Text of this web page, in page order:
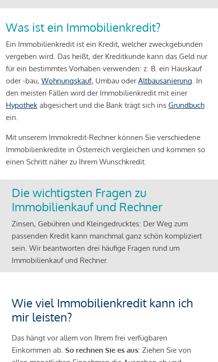
Was ist ein Immobilienkredit?
Ein Immobilienkredit ist ein Kredit, welcher zweckgebunden
vergeben wird. Das heißt, der Kreditkunde kann das Geld nur
für ein bestimmtes Vorhaben verwenden: z. B. ein Hauskauf
oder -bau, Wohnungskauf, Umbau oderAltbausanierung. In
den meisten Fällen wird der Immobilienkredit mit einer
Hypothek abgesichert und die Bank trägt sich ins Grundbuch
ein.
Mit unserem Immokredit-Rechner können Sie verschiedene
Immobilienkredite in Österreich vergleichen und kommen so
einen Schritt näher zu Ihrem Wunschkredit.
Die wichtigsten Fragen zu
Immobilienkauf und Rechner
Zinsen, Gebühren und Kleingedrucktes: Der Weg zum
passenden Kredit kann manchmal ganz schön kompliziert
sein. Wir beantworten drei häufige Fragen rund um
Immobilienkauf und Rechner.
Wie viel Immobilienkredit kann ich
mir leisten?
Das hängt vor allem von Ihrem frei verfügbaren
Einkommen ab. So rechnen Sie es aus: Ziehen Sie von